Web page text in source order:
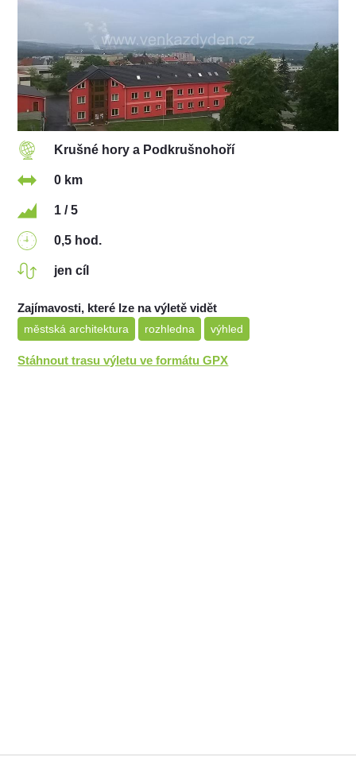
Krušné hory a Podkrušnohoří
0 km
1 / 5
0,5 hod.
jen cíl
Zajímavosti, které lze na výletě vidět
městská architektura rozhledna výhled
Stáhnout trasu výletu ve formátu GPX